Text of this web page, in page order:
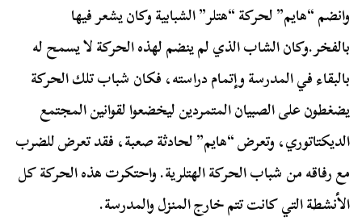
وانضم “هايم” لحركة “هتلر” الشبابية وكان يشعر فيها
بالفخر.وكان الشاب الذي لم ينضم لهذه الحركة لا يسمح له
بالبقاء في المدرسة وإتمام دراسته، فكان شباب تلك الحركة
يضغطون على الصبيان المتمردين ليخضعوا لقوانين المجتمع
الديكتاتوري، وتعرض “هايم” لحادثة صعبة، فقد تعرض للضرب
مع رفاقه من شباب الحركة الهتلرية. واحتكرت هذه الحركة كل
الأنشطة التي كانت تتم خارج المنزل والمدرسة.